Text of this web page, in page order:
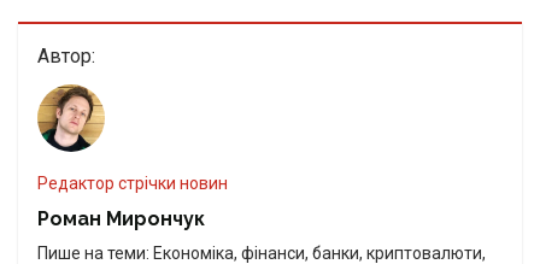
Автор:
Редактор стрічки новин
Роман Мирончук
Пише на теми: Економіка, фінанси, банки, криптовалюти,